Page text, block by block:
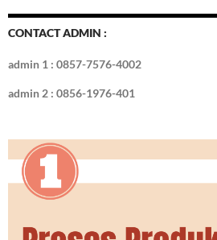
CONTACT ADMIN :
admin 1 : 0857-7576-4002
admin 2 : 0856-1976-401